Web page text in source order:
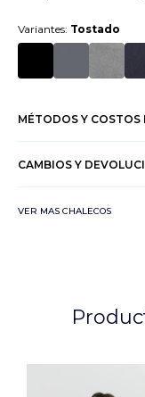
Variantes: Tostado
MÉTODOS Y COSTOS
CAMBIOS Y
VER MAS CHALECOS